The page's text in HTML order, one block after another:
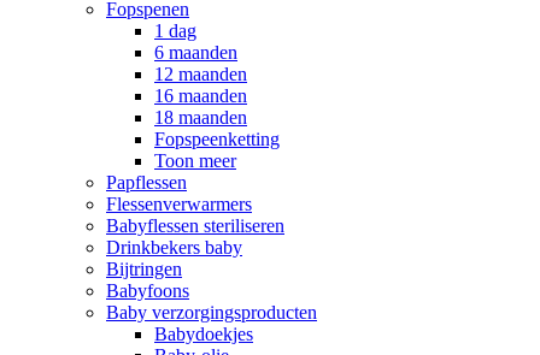
Fopspenen
1 dag
6 maanden
12 maanden
16 maanden
18 maanden
Fopspeenketting
Toon meer
Papflessen
Flessenverwarmers
Babyflessen steriliseren
Drinkbekers baby
Bijtringen
Babyfoons
Baby verzorgingsproducten
Babydoekjes